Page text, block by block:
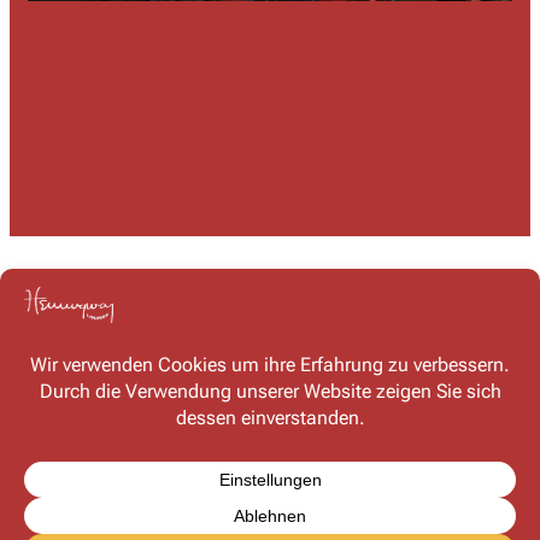
Kontakt
Haben Sie Fragen oder möchten Sie mit uns in Kontakt
treten? Schreiben Sie uns – wir freuen uns auf Ihre
Kontaktformular
FAQ